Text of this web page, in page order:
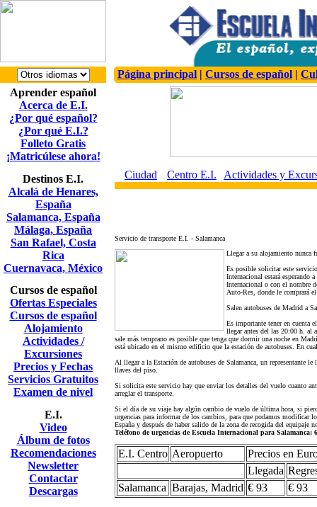
Página principal | Cursos de español |
Aprender español
Acerca de E.I.
¿Por qué español?
¿Por qué E.I.?
Folleto Gratis
¡Matricúlese ahora!
Destinos E.I.
Alcalá de Henares,
España
Salamanca, España
Málaga, España
San Rafael, Costa
Rica
Cuernavaca, México
Cursos de español
Ofertas Especiales
Cursos de español
Alojamiento
Actividades /
Excursiones
Precios y Fechas
Servicios Gratuitos
Examen de nivel
E.I.
Video
Álbum de fotos
Recomendaciones
Newsletter
Contactar
Descargas
Ciudad Centro E.I. Actividades y
Servicio de transporte E.I. - Salamanca
Llegar a su alojamiento nunca
Es posible solicitar este
Internacional estará esperando
Internacional o con el nombre
Auto-Res, donde le comprará
Salen autobuses de Madrid a
Es importante tener en cuenta
llegar antes del las 20:00 h. al
sale más temprano es posible que tenga que dormir una noche en
está ubicado en el mismo edificio que la estación de autobuses. En
Al llegar a la Estación de autobuses de Salamanca, un representante
llaves del piso.
Si solicita este servicio hay que enviar los detalles del vuelo cuanto
arreglar el transporte.
Si el día de su viaje hay algún cambio de vuelo de última hora, si
urgencias para informar de los cambios, para que podamos modificar
España y después de haber salido de la zona de recogida del equipaje
Teléfono de urgencias de Escuela Internacional para Salamanca:
E.I. Centro Aeropuerto
Precios en
Llegada
Salamanca Barajas, Madrid € 93 € 93